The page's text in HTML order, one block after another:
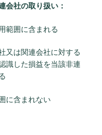
会社の取り扱い：
範囲に含まれる
又は関連会社に対する
識した損益を当該非連
に含まれない